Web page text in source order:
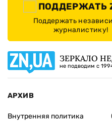
ПОДДЕРЖАТЬ
Поддержать
журналистику!
ЗЕРКАЛО
не подводим с
АРХИВ
Внутренняя политика